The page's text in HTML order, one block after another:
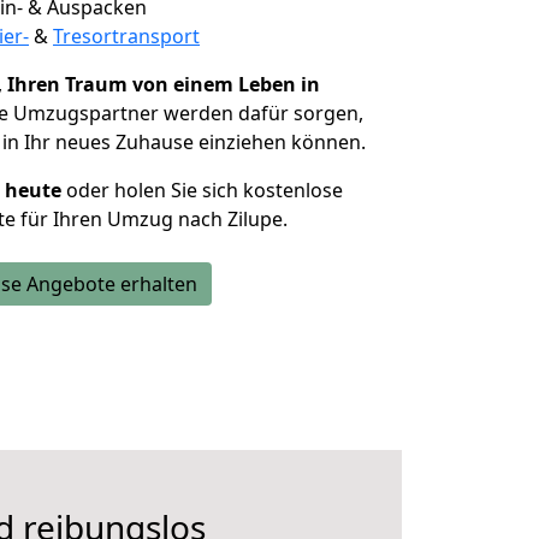
& Auspacken
&Tresortransport
Ihren Traum von einem Leben in
Umzugspartner werden dafür sorgen,
Ihr neues Zuhause einziehen können.
heuteoder holen Sie sich kostenlose
für Ihren Umzug nach Zilupe.
Angebote erhalten
reibungslos